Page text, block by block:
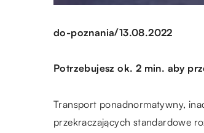
do-poznania/13.08.2022
Potrzebujesz ok. 2 min. aby
Transport ponadnormatywny,
przekraczających standardowe